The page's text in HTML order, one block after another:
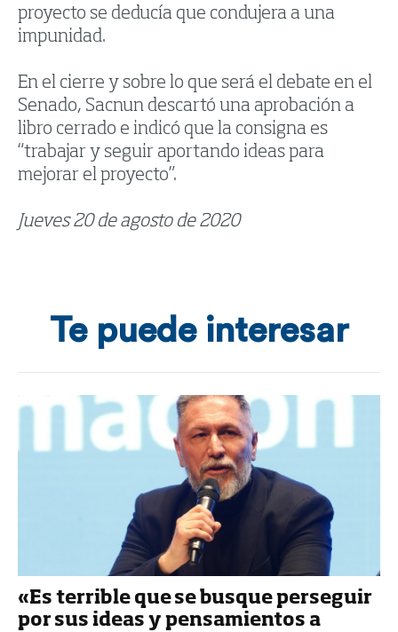
proyecto se deducía que condujera a una
impunidad.
En el cierre y sobre lo que será el debate en el
Senado, Sacnun descartó una aprobación a
libro cerrado e indicó que la consigna es
“trabajar y seguir aportando ideas para
mejorar el proyecto”.
Jueves 20 de agosto de 2020
Te puede interesar
«Es terrible que se busque perseguir
por sus ideas y pensamientos a